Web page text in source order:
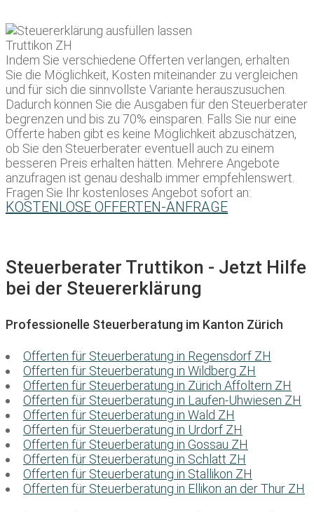
Indem Sie verschiedene Offerten verlangen, erhalten
Sie die Möglichkeit, Kosten miteinander zu vergleichen
und für sich die sinnvollste Variante herauszusuchen.
Dadurch können Sie die Ausgaben für den Steuerberater
begrenzen und bis zu 70% einsparen. Falls Sie nur eine
Offerte haben gibt es keine Möglichkeit abzuschätzen,
ob Sie den Steuerberater eventuell auch zu einem
besseren Preis erhalten hätten. Mehrere Angebote
anzufragen ist genau deshalb immer empfehlenswert.
Fragen Sie Ihr kostenloses Angebot sofort an:
KOSTENLOSE OFFERTEN-ANFRAGE
Steuerberater Truttikon - Jetzt Hilfe
bei der Steuererklärung
Professionelle Steuerberatung im Kanton Zürich
Offerten für Steuerberatung in Regensdorf ZH
Offerten für Steuerberatung in Wildberg ZH
Offerten für Steuerberatung in Zürich Affoltern ZH
Offerten für Steuerberatung in Laufen-Uhwiesen ZH
Offerten für Steuerberatung in Wald ZH
Offerten für Steuerberatung in Urdorf ZH
Offerten für Steuerberatung in Gossau ZH
Offerten für Steuerberatung in Schlatt ZH
Offerten für Steuerberatung in Stallikon ZH
Offerten für Steuerberatung in Ellikon an der Thur ZH